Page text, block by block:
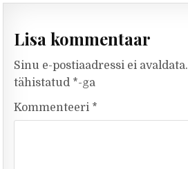
Lisa kommentaar
Sinu e-postiaadressi ei avaldata.
tähistatud *-ga
Kommenteeri *